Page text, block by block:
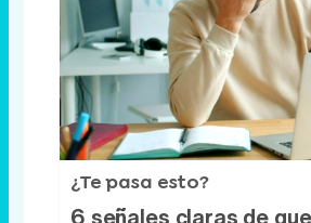
¿Te pasa esto?